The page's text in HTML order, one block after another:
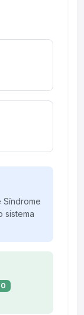
Síndrome
sistema